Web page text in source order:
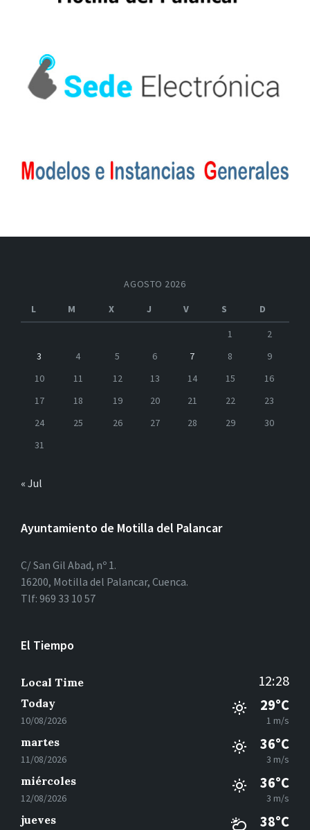
AGOSTO 2026
L
M X J V S
D
1
2
3
4 5 6 7 8
9
10
11 12 13 14 15
16
17
18 19 20 21 22
23
24
25 26 27 28 29
30
31
« Jul
Ayuntamiento de Motilla del Palancar
C/ San Gil Abad, nº 1.
16200, Motilla del Palancar, Cuenca.
Tlf: 969 33 10 57
El Tiempo
Local Time 12:28
Today
10/08/2026
29°C
1 m/s
martes
11/08/2026
36°C
3 m/s
miércoles
12/08/2026
36°C
3 m/s
jueves 38°C